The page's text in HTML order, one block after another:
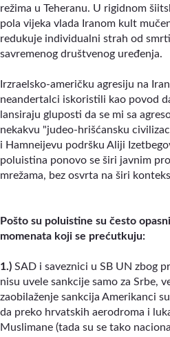
režima u Teheranu. U rigidnom
pola vijeka vlada Iranom kult
redukuje individualni strah od
savremenog društvenog uređenja.
Irzraelsko-američku agresiju na
neandertalci iskoristili kao povod
lansiraju gluposti da se mi sa
nekakvu "judeo-hrišćansku
i Hamneijevu podršku Aliji
poluistina ponovo se širi javnim
mrežama, bez osvrta na širi
Pošto su poluistine su često
momenata koji se prećutkuju:
1.) SAD i saveznici u SB UN zbog
nisu uvele sankcije samo za Srbe,
zaobilaženje sankcija Amerikanci
da preko hrvatskih aerodroma i
Muslimane (tada su se tako